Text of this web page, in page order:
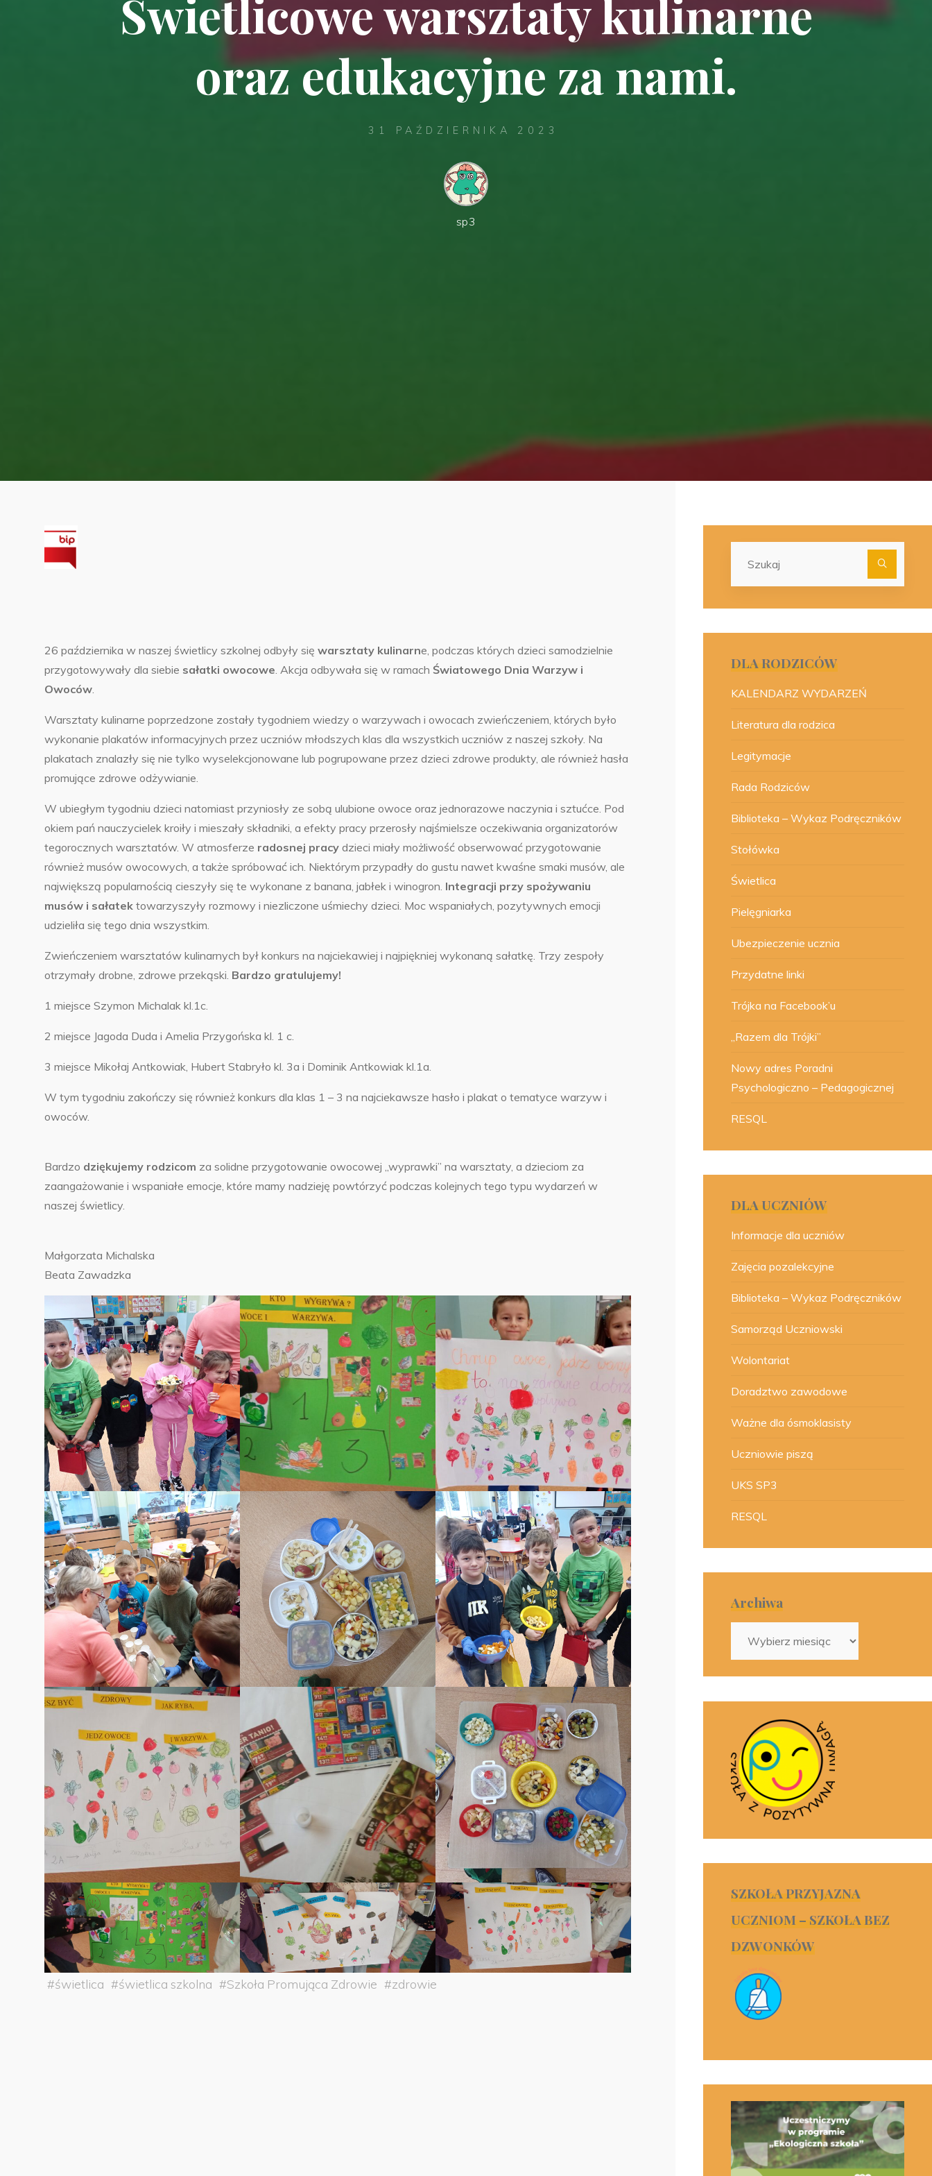
Świetlicowe warsztaty kulinarne
oraz edukacyjne za nami.
31 PAŹDZIERNIKA 2023
sp3
26 października w naszej świetlicy szkolnej odbyły się warsztaty kulinarne, podczas których dzieci samodzielnie
przygotowywały dla siebie sałatki owocowe . Akcja odbywała się w ramach Światowego Dnia Warzyw i
Owoców
Warsztaty kulinarne poprzedzone zostały tygodniem wiedzy o warzywach i owocach zwieńczeniem, których było
wykonanie plakatów informacyjnych przez uczniów młodszych klas dla wszystkich uczniów z naszej szkoły. Na
plakatach znalazły się nie tylko wyselekcjonowane lub pogrupowane przez dzieci zdrowe produkty, ale również hasła
promujące zdrowe odżywianie.
W ubiegłym tygodniu dzieci natomiast przyniosły ze sobą ulubione owoce oraz jednorazowe naczynia i sztućce. Pod
okiem pań nauczycielek kroiły i mieszały składniki, a efekty pracy przerosły najśmielsze oczekiwania organizatorów
tegorocznych warsztatów. W atmosferze radosnej pracy dzieci miały możliwość obserwować przygotowanie
również musów owocowych, a także spróbować ich. Niektórym przypadły do gustu nawet kwaśne smaki musów, ale
największą popularnością cieszyły się te wykonane z banana, jabłek i winogron. Integracji przy spożywaniu
musów i sałatek towarzyszyły rozmowy i niezliczone uśmiechy dzieci. Moc wspaniałych, pozytywnych emocji
udzieliła się tego dnia wszystkim.
Zwieńczeniem warsztatów kulinarnych był konkurs na najciekawiej i najpiękniej wykonaną sałatkę. Trzy zespoły
otrzymały drobne, zdrowe przekąski. Bardzo gratulujemy!
1 miejsce Szymon Michalak kl.1c.
2 miejsce Jagoda Duda i Amelia Przygońska kl. 1 c.
3 miejsce Mikołaj Antkowiak, Hubert Stabryło kl. 3a i Dominik Antkowiak kl.1a.
W tym tygodniu zakończy się również konkurs dla klas 1 – 3 na najciekawsze hasło i plakat o tematyce warzyw i
owoców.
Bardzo dziękujemy rodzicom za solidne przygotowanie owocowej „wyprawki” na warsztaty, a dzieciom za
zaangażowanie i wspaniałe emocje, które mamy nadzieję powtórzyć podczas kolejnych tego typu wydarzeń w
naszej świetlicy.
Małgorzata Michalska
Beata Zawadzka
#świetlica #świetlica szkolna #Szkoła Promująca Zdrowie #zdrowie
DLA RODZICÓW
KALENDARZ WYDARZEŃ
Literatura dla rodzica
Legitymacje
Rada Rodziców
Biblioteka – Wykaz Podręczników
Stołówka
Świetlica
Pielęgniarka
Ubezpieczenie ucznia
Przydatne linki
Trójka na Facebook’u
„Razem dla Trójki”
Nowy adres Poradni
Psychologiczno – Pedagogicznej
RESQL
DLA UCZNIÓW
Informacje dla uczniów
Zajęcia pozalekcyjne
Biblioteka – Wykaz Podręczników
Samorząd Uczniowski
Wolontariat
Doradztwo zawodowe
Ważne dla ósmoklasisty
Uczniowie piszą
UKS SP3
RESQL
Archiwa
SZKOŁA PRZYJAZNA
UCZNIOM – SZKOŁA BEZ
DZWONKÓW